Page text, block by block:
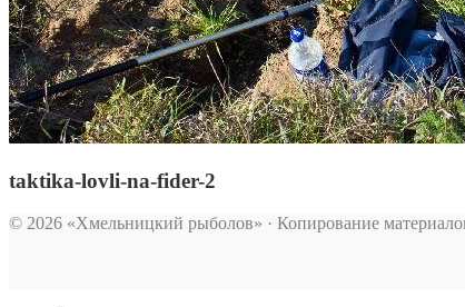
taktika-lovli-na-fider-2
© 2026 «Хмельницкий рыболов» · Копирование